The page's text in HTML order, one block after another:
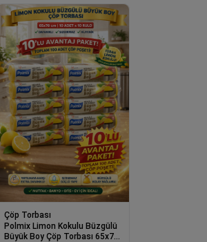
Çöp Torbası
Polmix Limon Kokulu Büzgülü
Büyük Boy Çöp Torbası 65x70